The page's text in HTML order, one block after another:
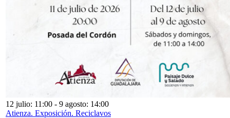
12 julio: 11:00 - 9 agosto: 14:00
Atienza. Exposición. Reciclavos